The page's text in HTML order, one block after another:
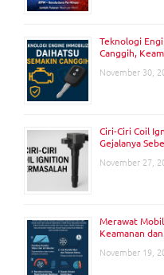
Teknologi
Canggih,
November 30,
Ciri-Ciri Coil
Gejalanya
November 27,
Merawat
Keamanan
November 19,